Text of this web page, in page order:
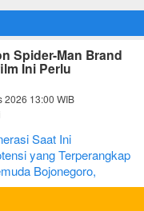
Spider-Man Brand
Ini Perlu
2026 13:00 WIB
Saat Ini
yang Terperangkap
Bojonegoro,